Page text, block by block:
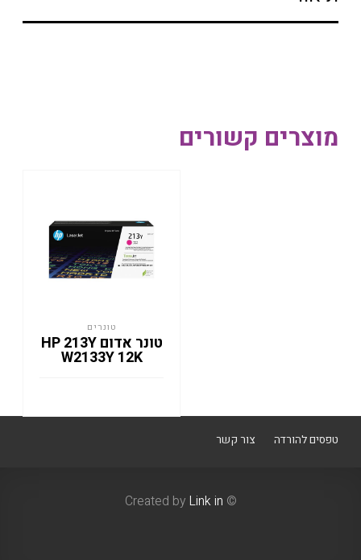
מוצרים קשורים
טונרים
טונר אדום HP 213Y
W2133Y 12K
טפסים להורדה צור קשר
© Created by
Link in